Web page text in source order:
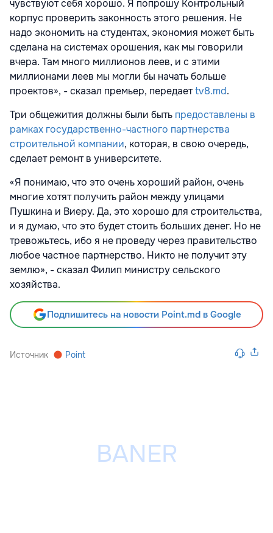
чувствуют себя хорошо. Я попрошу Контрольный
корпус проверить законность этого решения. Не
надо экономить на студентах, экономия может быть
сделана на системах орошения, как мы говорили
вчера. Там много миллионов леев, и с этими
миллионами леев мы могли бы начать больше
проектов», - сказал премьер, передаетtv8.md.
Три общежития должны были быть предоставлены в
рамках государственно-частного партнерства
строительной компании, которая, в свою очередь,
сделает ремонт в университете.
«Я понимаю, что это очень хороший район, очень
многие хотят получить район между улицами
Пушкина и Виеру. Да, это хорошо для строительства,
и я думаю, что это будет стоить больших денег. Но не
тревожьтесь, ибо я не проведу через правительство
любое частное партнерство. Никто не получит эту
землю», - сказал Филип министру сельского
хозяйства.
Подпишитесь на новости Point.md в Google
Источник Point